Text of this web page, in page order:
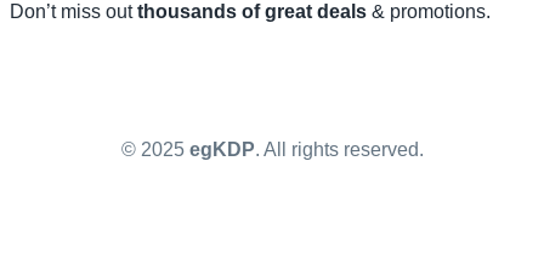
Don’t miss outthousands of great deals & promotions.
© 2025 egKDP. All rights reserved.